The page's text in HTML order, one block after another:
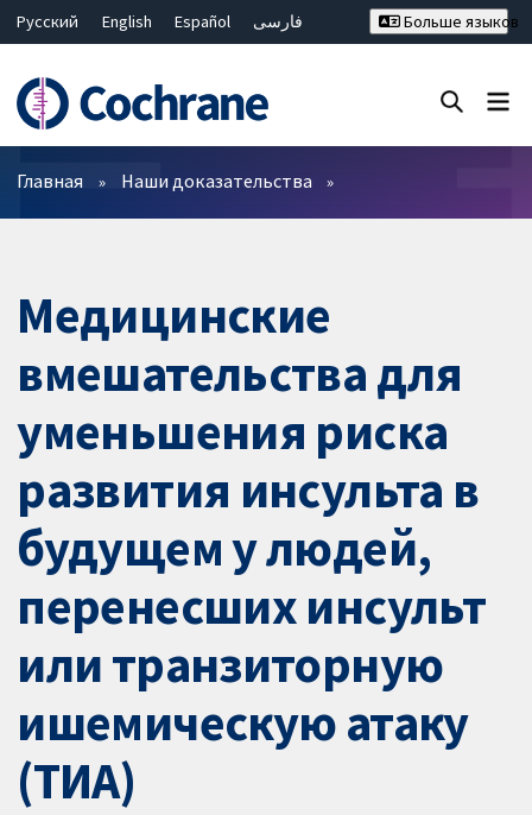
Русский English Español
فارسی
Bahasa Malaysia
ไทย
繁體中文
简体中文
Больше языков
Фильтры
Главная Наши доказательства
Медицинские
вмешательства для
уменьшения риска
развития инсульта в
будущем у людей,
перенесших инсульт
или транзиторную
ишемическую атаку
(ТИА)